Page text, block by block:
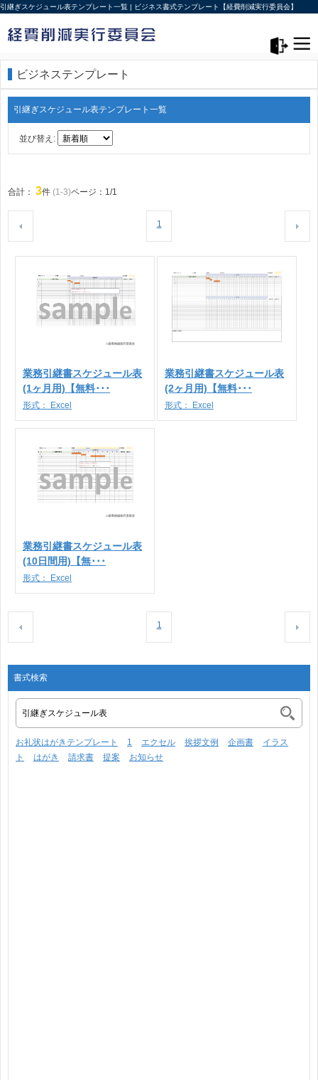
引継ぎスケジュール表テンプレート一覧 | ビジネス書式テンプレート【経費削減実行委員会】
ビジネステンプレート
引継ぎスケジュール表テンプレート一覧
並び替え:
合計： 3件 (1-3)ページ：1/1
1
業務引継書スケジュール表
(1ヶ月用)【無料･･･
形式： Excel
業務引継書スケジュール表
(2ヶ月用)【無料･･･
形式： Excel
業務引継書スケジュール表
(10日間用)【無･･･
形式： Excel
1
書式検索
お礼状はがきテンプレート 1 エクセル 挨拶文例 企画書
イラス
ト
はがき 請求書 提案 お知らせ